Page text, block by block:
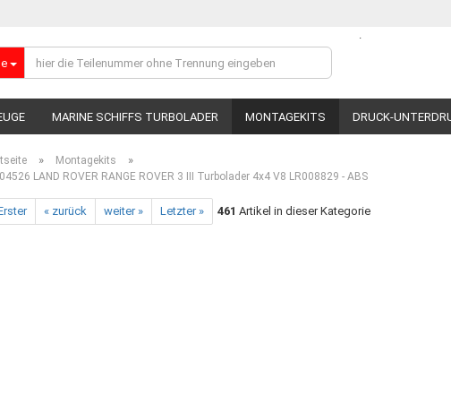
Lieferland
.
MARINE SCHIFFS TURBOLADER MONTAGEKITS DRUCK-
» Montagekits »
LAND ROVER RANGE ROVER 3 III Turbolader 4x4 V8 LR008829 - ABS
« zurück weiter » Letzter » 461 Artikel in dieser Kategorie